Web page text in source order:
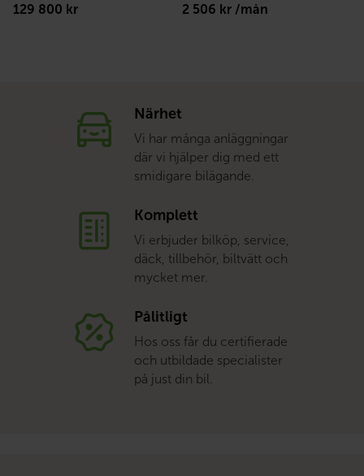
129 800 kr 2 506 kr /mån
Närhet
Vi har många anläggningar
där vi hjälper dig med ett
smidigare bilägande.
Komplett
Vi erbjuder bilköp, service,
däck, tillbehör, biltvätt och
mycket mer.
Pålitligt
Hos oss får du certifierade
och utbildade specialister
på just din bil.